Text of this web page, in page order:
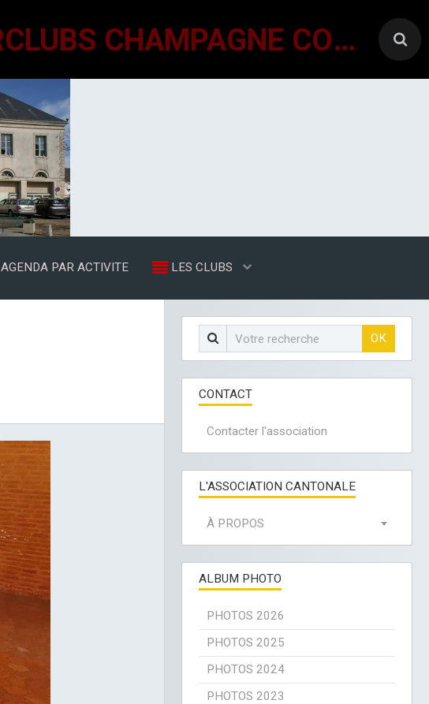
GÉNÉRATIONS MOUVEMENT INTERCLUBS CHAMPAGNE CONLINOISE
AGENDA PAR ACTIVITE LES CLUBS
OK
CONTACT
Contacter l'association
L'ASSOCIATION CANTONALE
À PROPOS
ALBUM PHOTO
PHOTOS 2026
PHOTOS 2025
PHOTOS 2024
PHOTOS 2023